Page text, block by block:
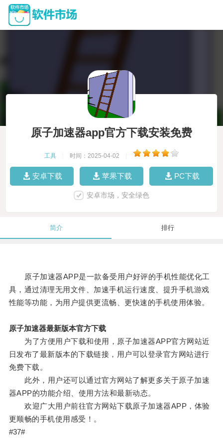
原子加速器app官方下载安装免费
工具 时间：2025-04-02
安卓下载 苹果下载 PC下载
安卓市场，安全绿色
简介 排行
原子加速器APP是一款备受用户好评的手机性能优化工
具，通过清理无用文件、加速手机运行速度、提升手机游戏
性能等功能，为用户提供更流畅、更快速的手机使用体验。
原子加速器最新版本官方下载
为了方便用户下载和使用，原子加速器APP官方网站近
日发布了最新版本的下载链接，用户可以登录官方网站进行
免费下载。
此外，用户还可以通过官方网站了解更多关于原子加速
器APP的功能介绍、使用方法和最新动态。
欢迎广大用户前往官方网站下载原子加速器APP，体验
更顺畅的手机使用感受！。
#37#